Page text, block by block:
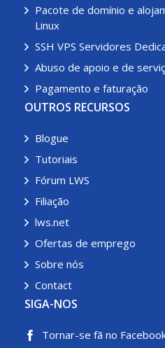
Pacote de domínio e
Linux
SSH VPS Servidores
Abuso de apoio e de
Pagamento e faturação
OUTROS RECURSOS
Blogue
Tutoriais
Fórum LWS
Filiação
lws.net
Ofertas de emprego
Sobre nós
Contact
SIGA-NOS
Tornar-se fã no